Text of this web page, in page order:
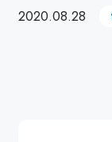
2020.08.28